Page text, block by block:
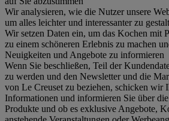
Wir analysieren, wie die Nutzer unsere
um alles leichter und interessanter zu
Wir setzen Daten ein, um das Kochen mit
zu einem schöneren Erlebnis zu machen
Neuigkeiten und Angebote zu informieren
Wenn Sie beschließen, Teil der
zu werden und den Newsletter und die
von Le Creuset zu beziehen, schicken wir
Informationen und informieren Sie über
Produkte und ob es exklusive Angebote,